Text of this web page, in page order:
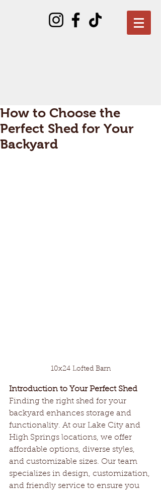
How to Choose the
Perfect Shed for Your
Backyard
10x24 Lofted Barn
Introduction to Your Perfect Shed
Finding the right shed for your
backyard enhances storage and
functionality. At our Lake City and
High Springs locations, we offer
affordable options, diverse styles,
and customizable sizes. Our team
specializes in design, customization,
and friendly service to ensure you